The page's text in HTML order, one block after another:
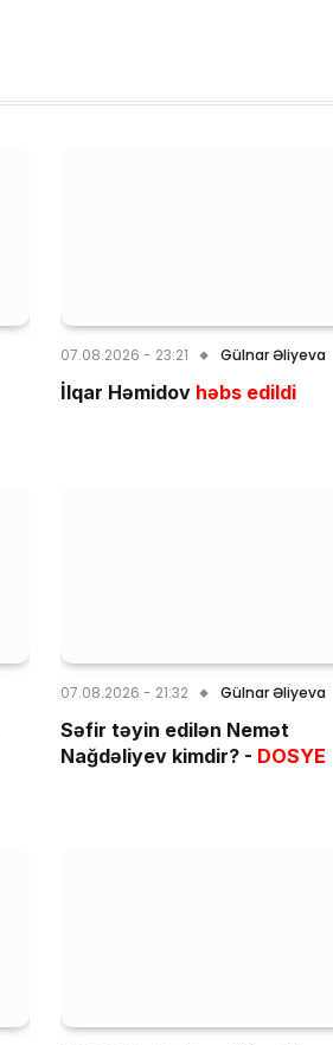
07.08.2026 - 23:21 Gülnar Əliyeva
İlqar Həmidovhəbs edildi
07.08.2026 - 21:32 Gülnar Əliyeva
Səfir təyin edilən Nemət
Nağdəliyev kimdir? - DOSYE